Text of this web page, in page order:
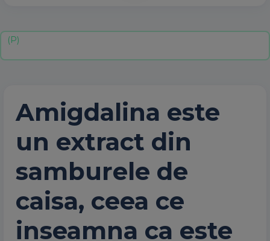
Amigdalina este
un extract din
samburele de
caisa, ceea ce
inseamna ca este